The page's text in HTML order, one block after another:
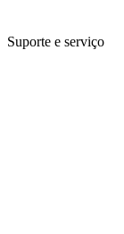
Suporte e serviço